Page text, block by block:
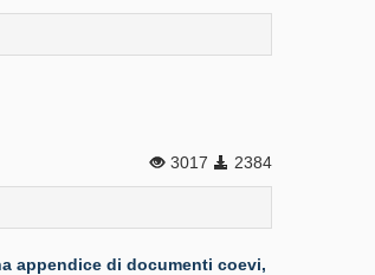
3017 2384
appendice di documenti coevi,